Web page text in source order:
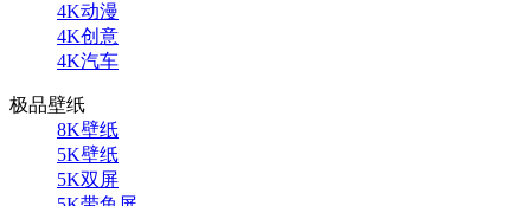
4K动漫
4K创意
4K汽车
极品壁纸
8K壁纸
5K壁纸
5K双屏